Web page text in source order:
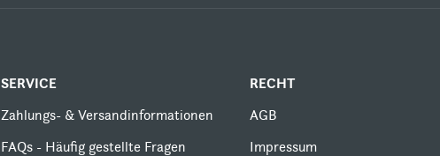
SERVICE
Zahlungs- & Versandinformationen
FAQs - Häufig gestellte Fragen
RECHT
AGB
Impressum